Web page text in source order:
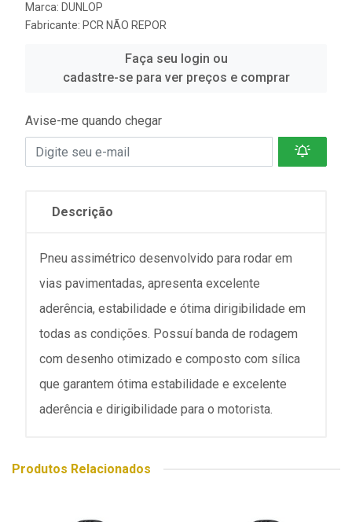
Marca: DUNLOP
Fabricante: PCR NÃO REPOR
Faça seu login ou
cadastre-se para ver preços e comprar
Avise-me quando chegar
Descrição
Pneu assimétrico desenvolvido para rodar em
vias pavimentadas, apresenta excelente
aderência, estabilidade e ótima dirigibilidade em
todas as condições. Possuí banda de rodagem
com desenho otimizado e composto com sílica
que garantem ótima estabilidade e excelente
aderência e dirigibilidade para o motorista.
Produtos Relacionados